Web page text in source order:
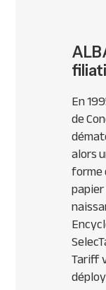
En
de
alors
forme
Tariff